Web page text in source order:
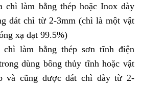
chì làm bằng thép hoặc Inox dày
dát chì từ 2-3mm (chì là một vật
xạ đạt 99.5%)
chì làm bằng thép sơn tĩnh điện
dùng bông thủy tĩnh hoặc vật
và cũng được dát chì dày từ 2-